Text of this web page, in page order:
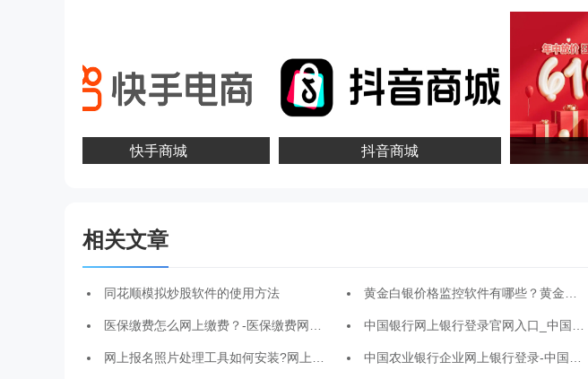
快手商城 抖音商城
相关文章
同花顺模拟炒股软件的使用方法 黄金白银价格监控软件有哪些？黄金白银价格走势软件有哪些？
医保缴费怎么网上缴费？-医保缴费网上缴费教程-华军软件园 中国银行网上银行登录官网入口_中国银行网上银行网页版在线使用
网上报名照片处理工具如何安装?网上报名照片处理工具安装步骤 中国农业银行企业网上银行登录-中国农业银行企业网上银行登录网页版入口